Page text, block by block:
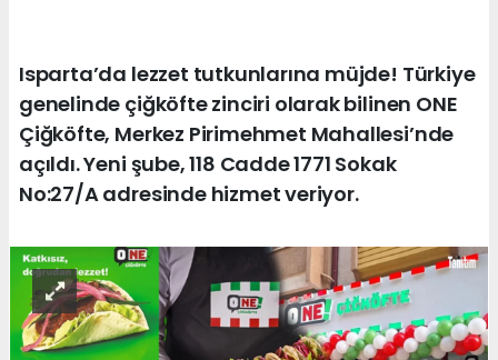
Isparta’da lezzet tutkunlarına müjde! Türkiye
genelinde çiğköfte zinciri olarak bilinen ONE
Çiğköfte, Merkez Pirimehmet Mahallesi’nde
açıldı. Yeni şube, 118 Cadde 1771 Sokak
No:27/A adresinde hizmet veriyor.